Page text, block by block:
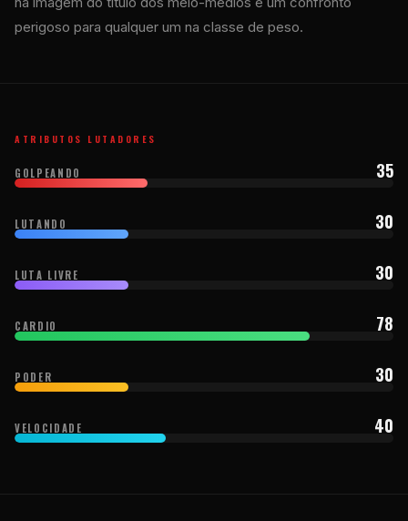
perigoso para qualquer um na classe de peso.
ATRIBUTOS LUTADORES
GOLPEANDO 35
LUTANDO 30
LUTA LIVRE 30
CARDIO 78
PODER 30
VELOCIDADE 40